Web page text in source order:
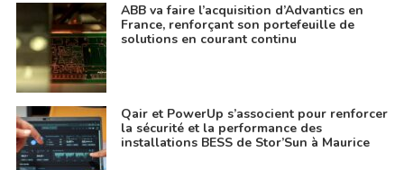
ABB va faire l’acquisition d’Advantics en
France, renforçant son portefeuille de
solutions en courant continu
Qair et PowerUp s’associent pour renforcer
la sécurité et la performance des
installations BESS de Stor’Sun à Maurice